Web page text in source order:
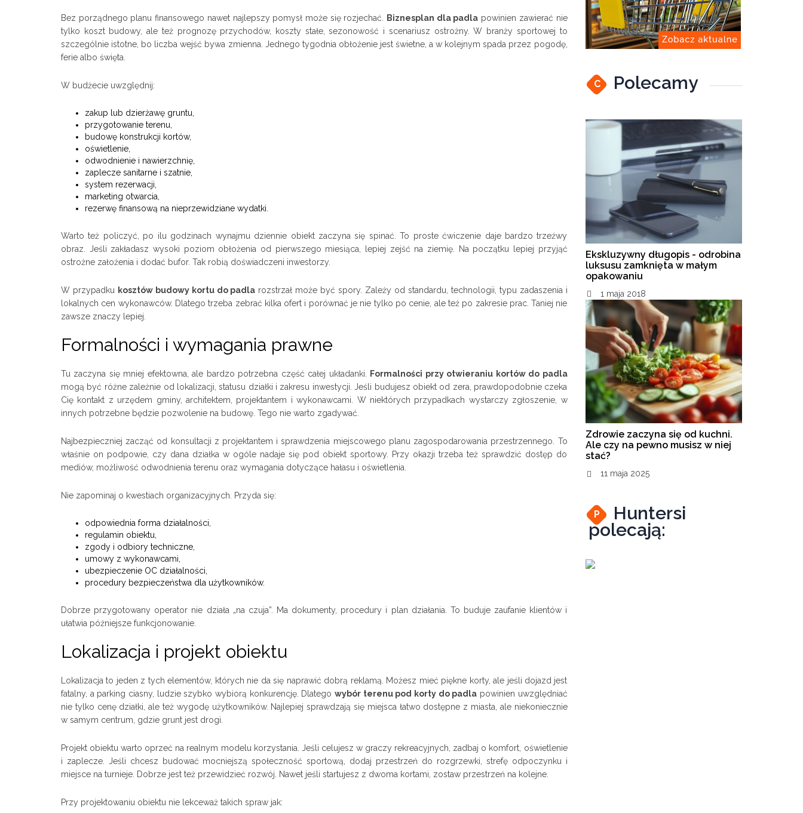
Bez porządnego planu finansowego nawet najlepszy pomysł może się rozjechać. Biznesplan dla padla powinien zawierać nie
tylko koszt budowy, ale też prognozę przychodów, koszty stałe, sezonowość i scenariusz ostrożny. W branży sportowej to
szczególnie istotne, bo liczba wejść bywa zmienna. Jednego tygodnia obłożenie jest świetne, a w kolejnym spada przez pogodę,
ferie albo święta.
W budżecie uwzględnij:
zakup lub dzierżawę gruntu,
przygotowanie terenu,
budowę konstrukcji kortów,
oświetlenie,
odwodnienie i nawierzchnię,
zaplecze sanitarne i szatnie,
system rezerwacji,
marketing otwarcia,
rezerwę finansową na nieprzewidziane wydatki.
Warto też policzyć, po ilu godzinach wynajmu dziennie obiekt zaczyna się spinać. To proste ćwiczenie daje bardzo trzeźwy
obraz. Jeśli zakładasz wysoki poziom obłożenia od pierwszego miesiąca, lepiej zejść na ziemię. Na początku lepiej przyjąć
ostrożne założenia i dodać bufor. Tak robią doświadczeni inwestorzy.
W przypadku kosztów budowy kortu do padla rozstrzał może być spory. Zależy od standardu, technologii, typu zadaszenia i
lokalnych cen wykonawców. Dlatego trzeba zebrać kilka ofert i porównać je nie tylko po cenie, ale też po zakresie prac. Taniej nie
zawsze znaczy lepiej.
Formalności i wymagania prawne
Tu zaczyna się mniej efektowna, ale bardzo potrzebna część całej układanki.
Formalności przy otwieraniu kortów do padla
mogą być różne zależnie od lokalizacji, statusu działki i zakresu inwestycji. Jeśli budujesz obiekt od zera, prawdopodobnie czeka
Cię kontakt z urzędem gminy, architektem, projektantem i wykonawcami. W niektórych przypadkach wystarczy zgłoszenie, w
innych potrzebne będzie pozwolenie na budowę. Tego nie warto zgadywać.
Najbezpieczniej zacząć od konsultacji z projektantem i sprawdzenia miejscowego planu zagospodarowania przestrzennego. To
właśnie on podpowie, czy dana działka w ogóle nadaje się pod obiekt sportowy. Przy okazji trzeba też sprawdzić dostęp do
mediów, możliwość odwodnienia terenu oraz wymagania dotyczące hałasu i oświetlenia.
Nie zapominaj o kwestiach organizacyjnych. Przyda się:
odpowiednia forma działalności,
regulamin obiektu,
zgody i odbiory techniczne,
umowy z wykonawcami,
ubezpieczenie OC działalności,
procedury bezpieczeństwa dla użytkowników.
Dobrze przygotowany operator nie działa „na czuja”. Ma dokumenty, procedury i plan działania. To buduje zaufanie klientów i
ułatwia późniejsze funkcjonowanie.
Lokalizacja i projekt obiektu
Lokalizacja to jeden z tych elementów, których nie da się naprawić dobrą reklamą. Możesz mieć piękne korty, ale jeśli dojazd jest
fatalny, a parking ciasny, ludzie szybko wybiorą konkurencję. Dlatego wybór terenu pod korty do padla powinien uwzględniać
nie tylko cenę działki, ale też wygodę użytkowników. Najlepiej sprawdzają się miejsca łatwo dostępne z miasta, ale niekoniecznie
w samym centrum, gdzie grunt jest drogi.
Projekt obiektu warto oprzeć na realnym modelu korzystania. Jeśli celujesz w graczy rekreacyjnych, zadbaj o komfort, oświetlenie
i zaplecze. Jeśli chcesz budować mocniejszą społeczność sportową, dodaj przestrzeń do rozgrzewki, strefę odpoczynku i
miejsce na turnieje. Dobrze jest też przewidzieć rozwój. Nawet jeśli startujesz z dwoma kortami, zostaw przestrzeń na kolejne.
Przy projektowaniu obiektu nie lekceważ takich spraw jak:
C Polecamy
Ekskluzywny długopis - odrobina
luksusu zamknięta w małym
opakowaniu
1 maja 2018
Zdrowie zaczyna się od kuchni.
Ale czy na pewno musisz w niej
stać?
11 maja 2025
P Huntersi
polecają: